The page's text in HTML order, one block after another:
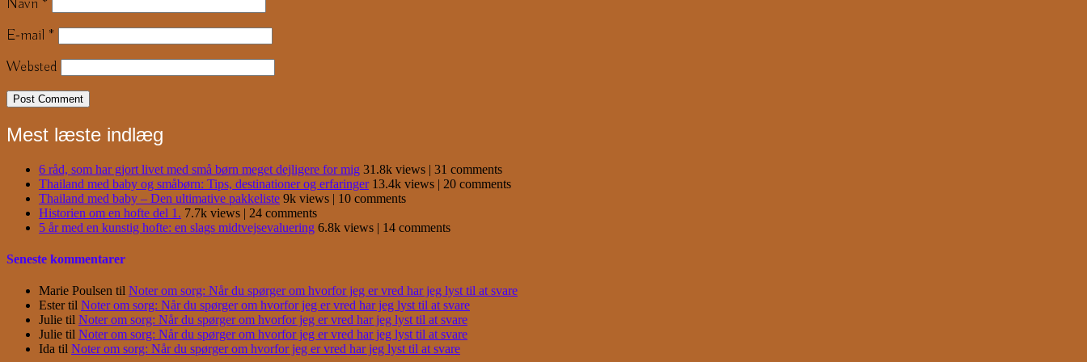
Navn *
E-mail *
Websted
Mest læste indlæg
6 råd, som har gjort livet med små børn meget dejligere for mig 31.8k views | 31 comments
Thailand med baby og småbørn: Tips, destinationer og erfaringer 13.4k views | 20 comments
Thailand med baby – Den ultimative pakkeliste 9k views | 10 comments
Historien om en hofte del 1. 7.7k views | 24 comments
5 år med en kunstig hofte: en slags midtvejsevaluering 6.8k views | 14 comments
Seneste kommentarer
Marie Poulsen til Noter om sorg: Når du spørger om hvorfor jeg er vred har jeg lyst til at svare
Estertil Noter om sorg: Når du spørger om hvorfor jeg er vred har jeg lyst til at svare
Julie til Noter om sorg: Når du spørger om hvorfor jeg er vred har jeg lyst til at svare
Julie til Noter om sorg: Når du spørger om hvorfor jeg er vred har jeg lyst til at svare
Ida til Noter om sorg: Når du spørger om hvorfor jeg er vred har jeg lyst til at svare